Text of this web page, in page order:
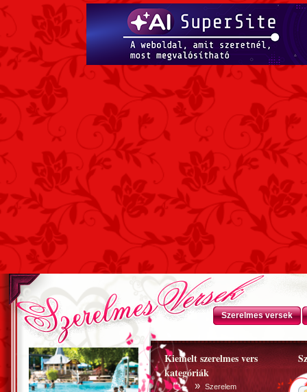
Szerelmes versek
Kiemelt szerelmes vers
kategóriák
» Szerelem